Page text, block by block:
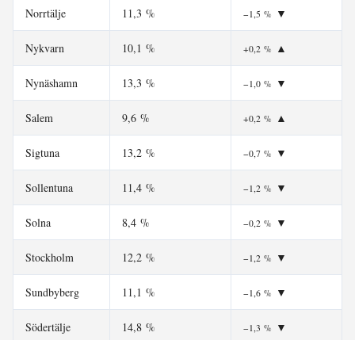
Norrtälje 11,3 % −1,5 % ▼
Nykvarn 10,1 % +0,2 % ▲
Nynäshamn 13,3 % −1,0 % ▼
Salem 9,6 % +0,2 % ▲
Sigtuna 13,2 % −0,7 % ▼
Sollentuna 11,4 % −1,2 % ▼
Solna 8,4 % −0,2 % ▼
Stockholm 12,2 % −1,2 % ▼
Sundbyberg 11,1 % −1,6 % ▼
Södertälje 14,8 % −1,3 % ▼